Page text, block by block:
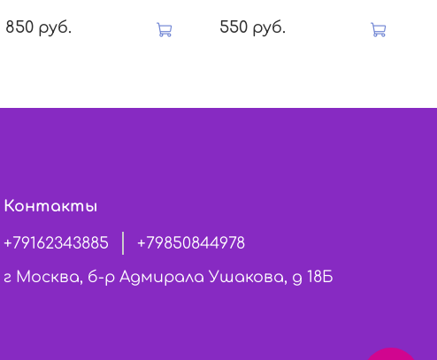
850 руб. 550 руб.
Контакты
+79162343885
+79850844978
г Москва, б-р Адмирала Ушакова, д 18Б